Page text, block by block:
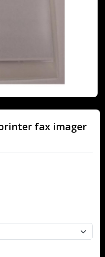
fax imager